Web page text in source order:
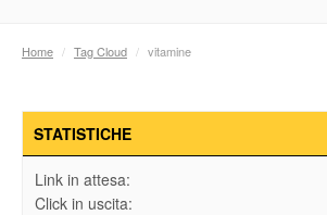
Home / Tag Cloud / vitamine
STATISTICHE
Link in attesa:
Click in uscita: